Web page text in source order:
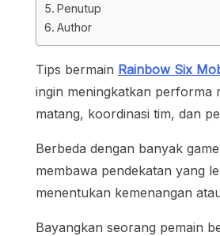
Penutup
Author
Tips bermain Rainbow Six
ingin meningkatkan performa
matang, koordinasi tim, dan
Berbeda dengan banyak
membawa pendekatan yang
menentukan kemenangan
Bayangkan seorang pemain